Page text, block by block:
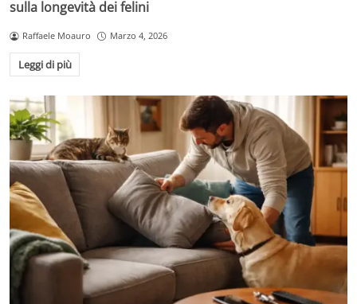
sulla longevità dei felini
Raffaele Moauro Marzo 4, 2026
Leggi di più